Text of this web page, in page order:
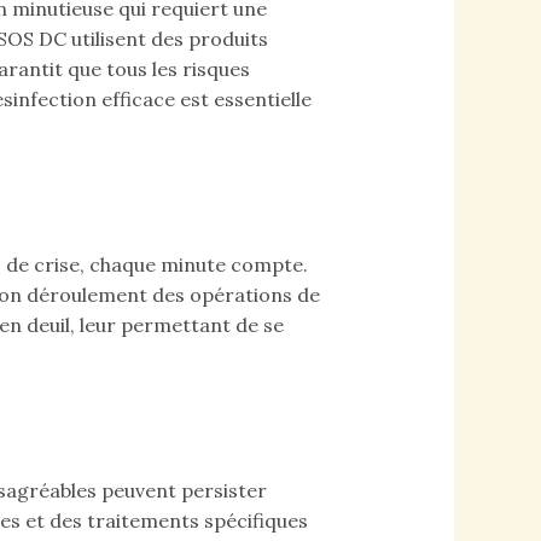
minutieuse qui requiert une
DC utilisent des produits
que tous les risques
efficace est essentielle
crise, chaque minute compte.
déroulement des opérations de
deuil, leur permettant de se
peuvent persister
et des traitements spécifiques